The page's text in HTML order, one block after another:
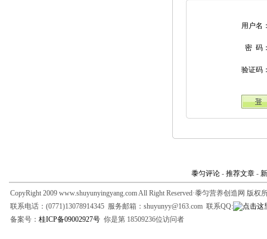
用户名
密 码
验证码
黍匀评论 - 推荐文章 -
CopyRight 2009 www.shuyunyingyang.com All Right Reserved·黍匀营养创造网 版权
联系电话：(0771)13078914345 服务邮箱：shuyunyy@163.com 联系QQ:
备案号： 桂ICP备09002927号 你是第 18509236位访问者